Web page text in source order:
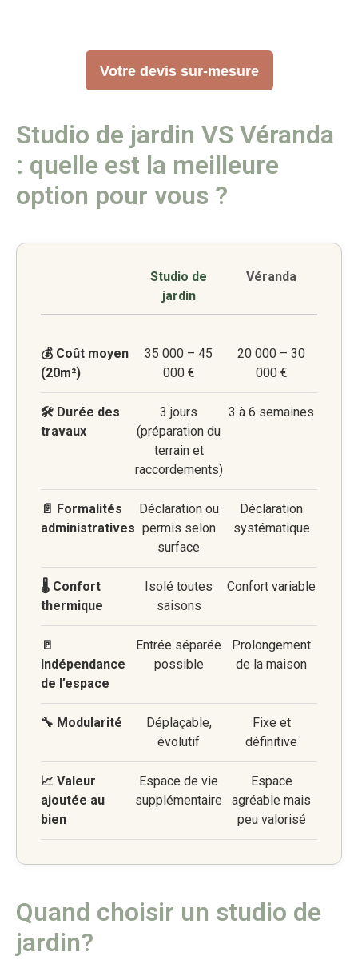
Votre devis sur-mesure
Studio de jardin VS Véranda
: quelle est la meilleure
option pour vous ?
Studio de
jardin
Véranda
💰 Coût moyen
(20m²)
35 000 – 45
000 €
20 000 – 30
000 €
🛠️ Durée des
travaux
3 jours
(préparation du
terrain et
raccordements)
3 à 6 semaines
📄 Formalités
administratives
Déclaration ou
permis selon
surface
Déclaration
systématique
🌡️ Confort
thermique
Isolé toutes
saisons
Confort variable
🚪
Indépendance
de l’espace
Entrée séparée
possible
Prolongement
de la maison
🔧 Modularité
Déplaçable,
évolutif
Fixe et
définitive
📈 Valeur
ajoutée au
bien
Espace de vie
supplémentaire
Espace
agréable mais
peu valorisé
Quand choisir un studio de
jardin?